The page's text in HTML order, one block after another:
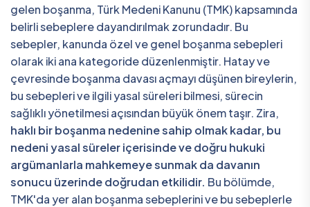
gelen boşanma, Türk Medeni Kanunu (TMK) kapsamında
belirli sebeplere dayandırılmak zorundadır. Bu
sebepler, kanunda özel ve genel boşanma sebepleri
olarak iki ana kategoride düzenlenmiştir. Hatay ve
çevresinde boşanma davası açmayı düşünen bireylerin,
bu sebepleri ve ilgili yasal süreleri bilmesi, sürecin
sağlıklı yönetilmesi açısından büyük önem taşır. Zira,
haklı bir boşanma nedenine sahip olmak kadar, bu
nedeni yasal süreler içerisinde ve doğru hukuki
argümanlarla mahkemeye sunmak da davanın
sonucu üzerinde doğrudan etkilidir. Bu bölümde,
TMK'da yer alan boşanma sebeplerini ve bu sebeplerle